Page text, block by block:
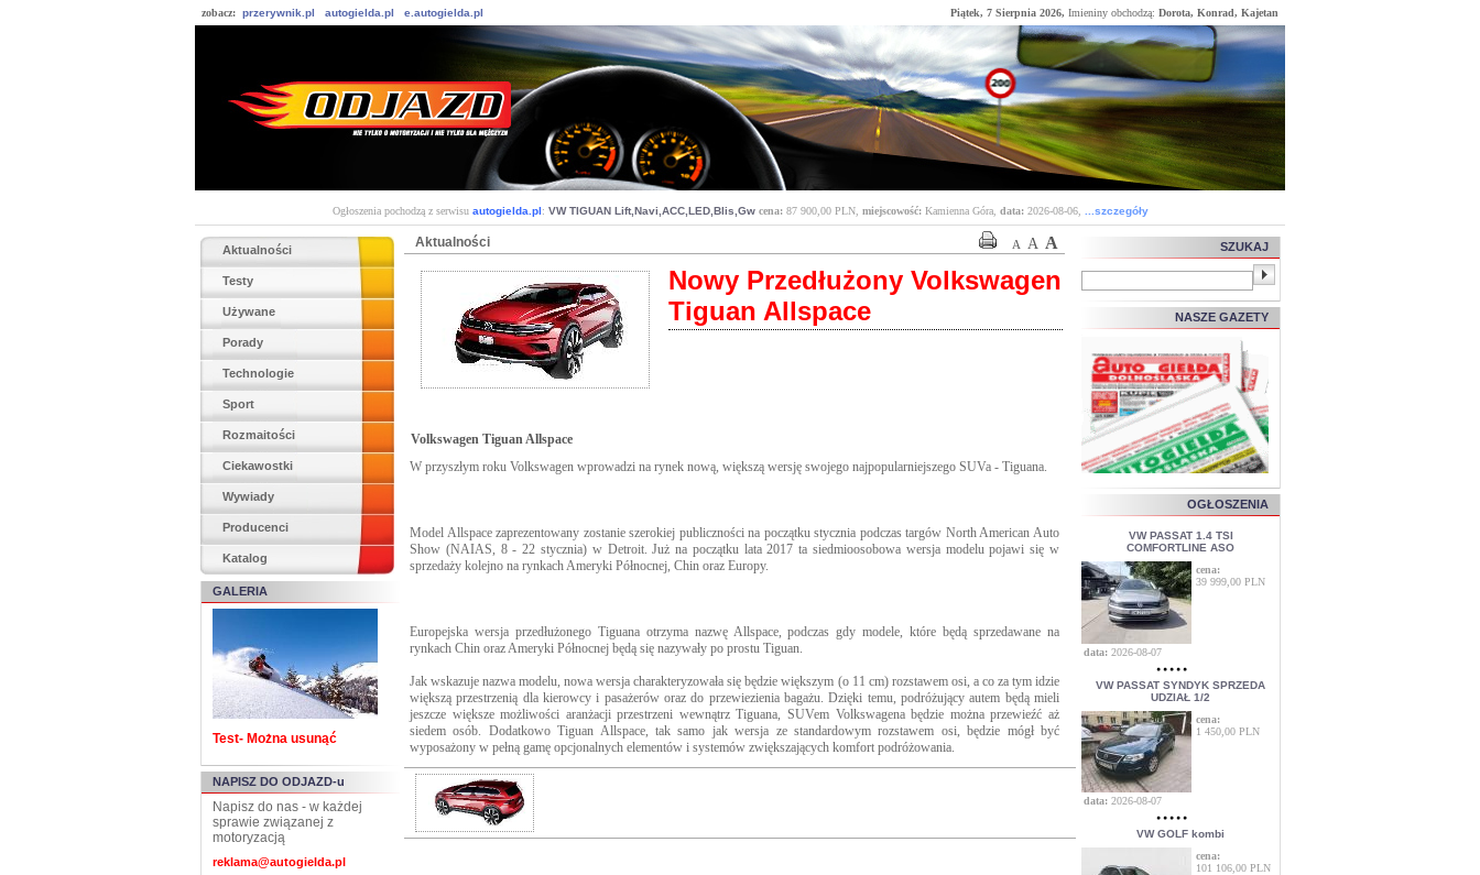
zobacz: przerywnik.pl autogielda.pl e.autogielda.pl Piątek, 7 Sierpnia 2026, Imieniny obchodzą: Dorota, Konrad, Kajetan
Ogłoszenia pochodzą z serwisu autogielda.pl: VW TIGUAN Lift,Navi,ACC,LED,Blis,Gw cena:87 900,00 PLN, miejscowość:Kamienna Góra, data:2026-08-06, ...szczegóły
Aktualności
Testy
Używane
Porady
Technologie
Sport
Rozmaitości
Ciekawostki
Wywiady
Producenci
Katalog
GALERIA
Test- Można usunąć
NAPISZ DO ODJAZD-u
Napisz do nas - w każdej
sprawie związanej z
motoryzacją
reklama@autogielda.pl
Aktualności A A A
Nowy Przedłużony Volkswagen
Tiguan Allspace
Volkswagen Tiguan Allspace
W przyszłym roku Volkswagen wprowadzi na rynek nową, większą wersję swojego najpopularniejszego SUVa - Tiguana.
Model Allspace zaprezentowany zostanie szerokiej publiczności na początku stycznia podczas targów North American Auto
Show (NAIAS, 8 - 22 stycznia) w Detroit. Już na początku lata 2017 ta siedmioosobowa wersja modelu pojawi się w
sprzedaży kolejno na rynkach Ameryki Północnej, Chin oraz Europy.
Europejska wersja przedłużonego Tiguana otrzyma nazwę Allspace, podczas gdy modele, które będą sprzedawane na
rynkach Chin oraz Ameryki Północnej będą się nazywały po prostu Tiguan.
Jak wskazuje nazwa modelu, nowa wersja charakteryzowała się będzie większym (o 11 cm) rozstawem osi, a co za tym idzie
większą przestrzenią dla kierowcy i pasażerów oraz do przewiezienia bagażu. Dzięki temu, podróżujący autem będą mieli
jeszcze większe możliwości aranżacji przestrzeni wewnątrz Tiguana, SUVem Volkswagena będzie można przewieźć aż
siedem osób. Dodatkowo Tiguan Allspace, tak samo jak wersja ze standardowym rozstawem osi, będzie mógł być
wyposażony w pełną gamę opcjonalnych elementów i systemów zwiększających komfort podróżowania.
SZUKAJ
NASZE GAZETY
OGŁOSZENIA
VW PASSAT 1.4 TSI
COMFORTLINE ASO
cena:
39 999,00 PLN
data: 2026-08-07
VW PASSAT SYNDYK SPRZEDA
UDZIAŁ 1/2
cena:
1 450,00 PLN
data: 2026-08-07
VW GOLF kombi
cena:
101 106,00 PLN